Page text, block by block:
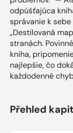
odpúšťajúca
správanie k
„Destilovaná
stranách.
kniha,
najlepšie, čo
každodenné
Přehled